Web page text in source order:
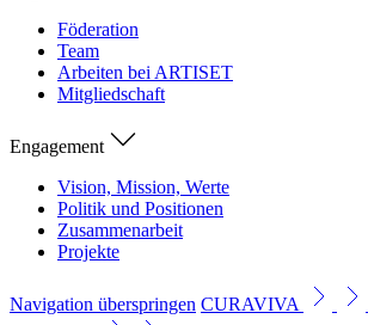
Föderation
Team
Arbeiten bei ARTISET
Mitgliedschaft
Engagement
Vision, Mission, Werte
Politik und Positionen
Zusammenarbeit
Projekte
Navigation überspringen CURAVIVA